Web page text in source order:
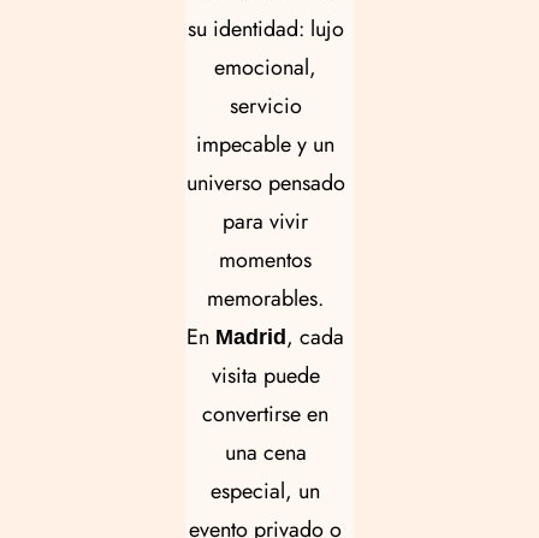
su identidad: lujo
emocional,
servicio
impecable y un
universo pensado
para vivir
momentos
memorables.
En Madrid
, cada
visita puede
convertirse en
una cena
especial, un
evento privado o